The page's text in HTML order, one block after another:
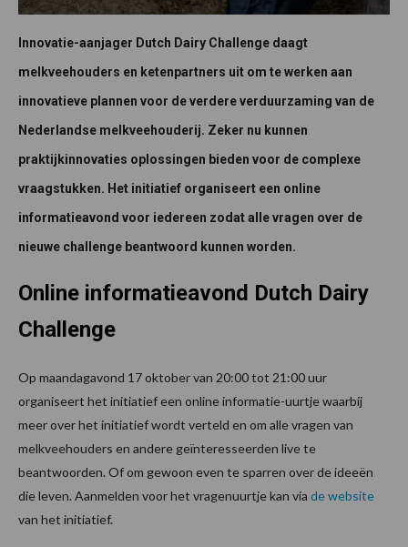
Innovatie-aanjager Dutch Dairy Challenge daagt
melkveehouders en ketenpartners uit om te werken aan
innovatieve plannen voor de verdere verduurzaming van de
Nederlandse melkveehouderij. Zeker nu kunnen
praktijkinnovaties oplossingen bieden voor de complexe
vraagstukken. Het initiatief organiseert een online
informatieavond voor iedereen zodat alle vragen over de
nieuwe challenge beantwoord kunnen worden.
Online informatieavond Dutch Dairy
Challenge
Op maandagavond 17 oktober van 20:00 tot 21:00 uur
organiseert het initiatief een online informatie-uurtje waarbij
meer over het initiatief wordt verteld en om alle vragen van
melkveehouders en andere geïnteresseerden live te
beantwoorden. Of om gewoon even te sparren over de ideeën
die leven. Aanmelden voor het vragenuurtje kan via de website
van het initiatief.